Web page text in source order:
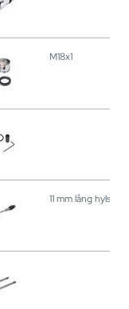
M18x1
11 mm lång hylsa